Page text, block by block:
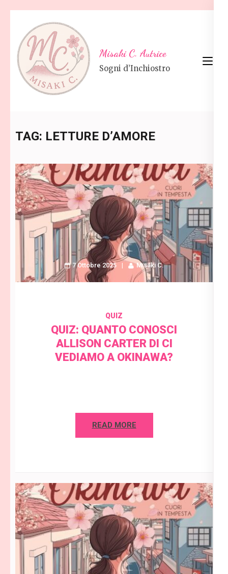
content
(Press
Enter)
Misaki C. Autrice
Sogni d’Inchiostro
TAG: LETTURE D’AMORE
7 Ottobre 2025 Misaki C.
QUIZ
QUIZ: QUANTO CONOSCI
ALLISON CARTER DI CI
VEDIAMO A OKINAWA?
READ MORE